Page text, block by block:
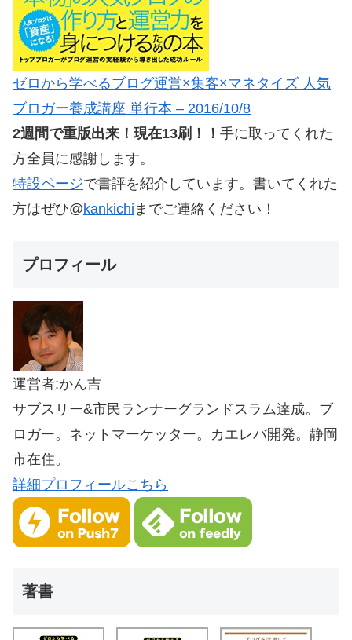
ゼロから学べるブログ運営×集客×マネタイズ 人気
ブロガー養成講座 単行本 – 2016/10/8
2週間で重版出来！現在13刷！！ 手に取ってくれた
方全員に感謝します。
特設ページで書評を紹介しています。書いてくれた
方はぜひ@kankichi までご連絡ください！
プロフィール
運営者:かん吉
サブスリー&市民ランナーグランドスラム達成。ブ
ロガー。ネットマーケッター。カエレバ開発。静岡
市在住。
詳細プロフィールこちら
著書